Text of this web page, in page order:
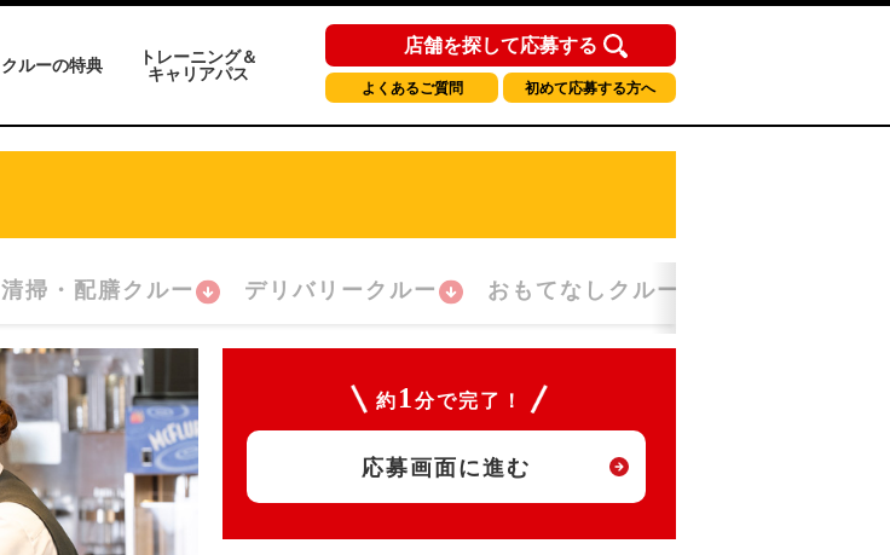
クルーの特典
トレーニング＆
キャリアパス
店舗を探して応募する
よくあるご質問 初めて応募する方へ
清掃・配膳クルー デリバリークルー おもてなしクルー
約 1 分で完了！
応募画面に進む